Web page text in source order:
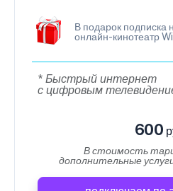
В подарок подписка
онлайн-кинотеатр
* Быстрый интернет
с цифровым
600
В стоимость
дополнительные